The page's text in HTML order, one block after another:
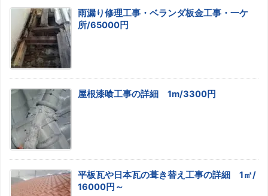
雨漏り修理工事・ベランダ板金工事・一ケ
所/65000円
屋根漆喰工事の詳細 1m/3300円
平板瓦や日本瓦の葺き替え工事の詳細 1㎡/
16000円～